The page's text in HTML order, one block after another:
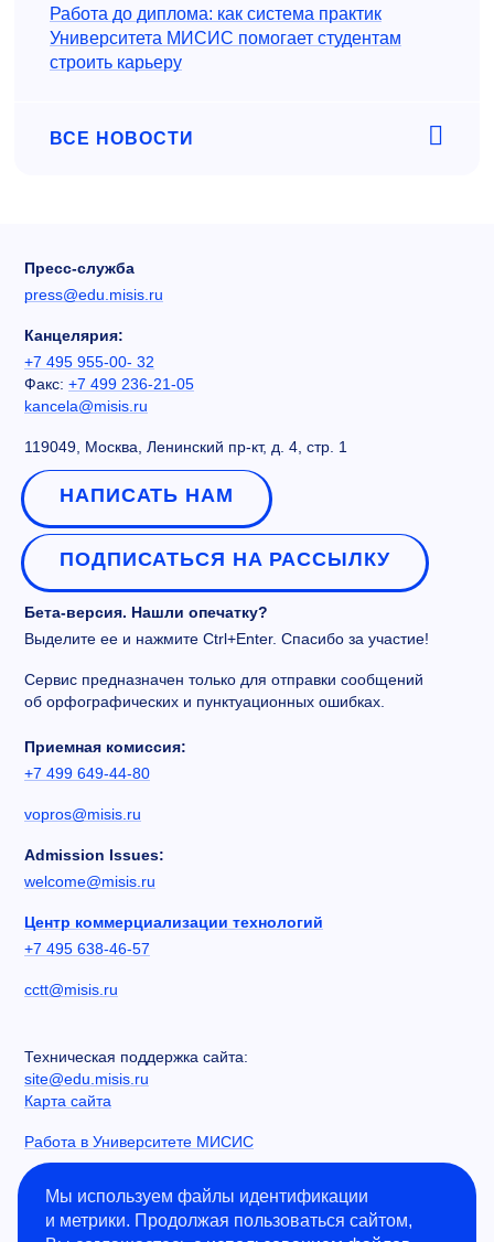
Работа до диплома: как система практик
Университета МИСИС помогает студентам
строить карьеру
ВСЕ НОВОСТИ
Пресс-служба
press@edu.misis.ru
Канцелярия:
+7 495 955-00- 32
Факс: +7 499 236-21-05
kancela@misis.ru
119049, Москва, Ленинский пр-кт, д. 4, стр. 1
НАПИСАТЬ НАМ
ПОДПИСАТЬСЯ НА РАССЫЛКУ
Бета-версия. Нашли опечатку?
Выделите ее и нажмите Ctrl+Enter. Спасибо за участие!
Сервис предназначен только для отправки сообщений
об орфографических и пунктуационных ошибках.
Приемная комиссия:
+7 499 649-44-80
vopros@misis.ru
Admission Issues:
welcome@misis.ru
Центр коммерциализации технологий
+7 495 638-46-57
cctt@misis.ru
Техническая поддержка сайта:
site@edu.misis.ru
Карта сайта
Работа в Университете МИСИС
Сведения об образовательной организации
Информация о закупках
Мы используем файлы идентификации
и метрики. Продолжая пользоваться сайтом,